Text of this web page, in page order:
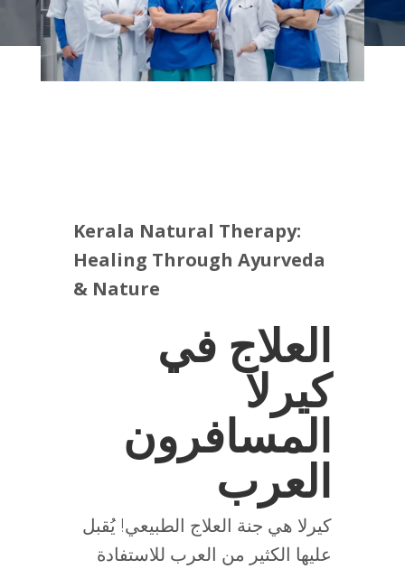
Kerala Natural Therapy:
Healing Through Ayurveda
& Nature
العلاج في
كيرلا
المسافرون
العرب
كيرلا هي جنة العلاج الطبيعي! يُقبل
عليها الكثير من العرب للاستفادة